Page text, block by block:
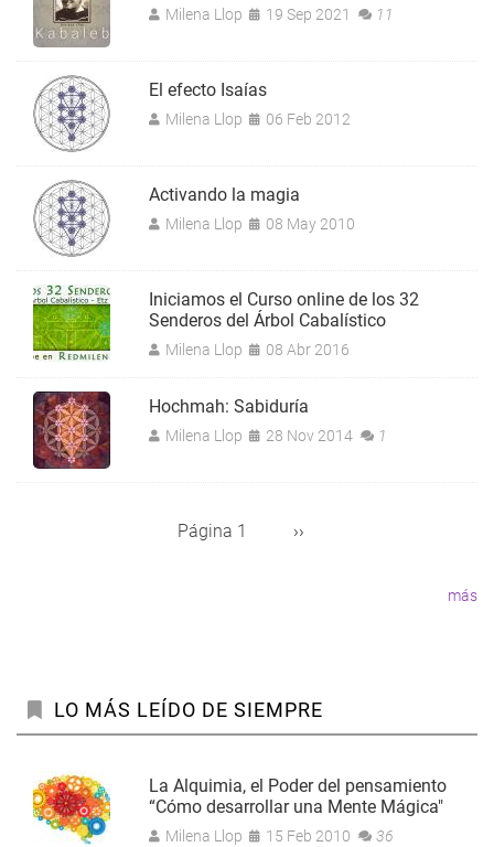
Milena Llop 19 Sep 2021 11
El efecto Isaías
Milena Llop 06 Feb 2012
Activando la magia
Milena Llop 08 May 2010
Iniciamos el Curso online de los 32
Senderos del Árbol Cabalístico
Milena Llop 08 Abr 2016
Hochmah: Sabiduría
Milena Llop 28 Nov 2014 1
Página 1
Siguiente
››
más
LO MÁS LEÍDO DE SIEMPRE
La Alquimia, el Poder del pensamiento
“Cómo desarrollar una Mente Mágica"
Milena Llop 15 Feb 2010 36